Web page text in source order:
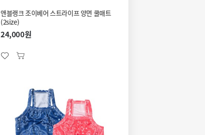
앤블랭크 조이베어 스트라이프 양면 쿨매트
(2size)
24,000원